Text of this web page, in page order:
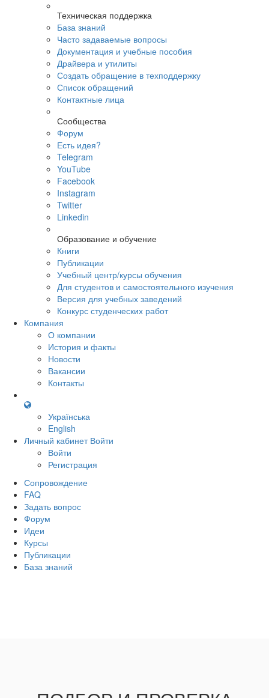
Техническая поддержка
База знаний
Часто задаваемые вопросы
Документация и учебные пособия
Драйвера и утилиты
Создать обращение в техподдержку
Список обращений
Контактные лица
Сообщества
Форум
Есть идея?
Telegram
YouTube
Facebook
Instagram
Twitter
Linkedin
Образование и обучение
Книги
Публикации
Учебный центр/курсы обучения
Для студентов и самостоятельного изучения
Версия для учебных заведений
Конкурс студенческих работ
Компания
О компании
История и факты
Новости
Вакансии
Контакты
Українська
English
Личный кабинет Войти
Войти
Регистрация
Сопровождение
FAQ
Задать вопрос
Форум
Идеи
Курсы
Публикации
База знаний